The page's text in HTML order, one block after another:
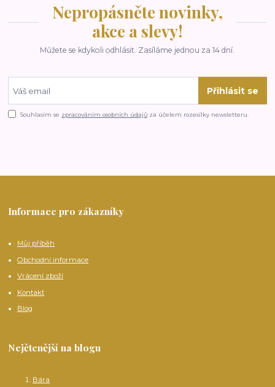
Nepropásněte novinky,
akce a slevy!
Můžete se kdykoli odhlásit. Zasíláme jednou za 14 dní.
Přihlásit se
Souhlasím se zpracováním osobních údajů za účelem rozesílky newsletteru.
Informace pro zákazníky
Můj příběh
Obchodní informace
Vrácení zboží
Kontakt
Blog
Nejčtenější na blogu
Bára